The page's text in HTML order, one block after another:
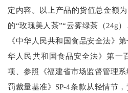
定内容。以上产品的货值总金额
的“玫瑰美人茶”“云雾绿茶（24g
《中华人民共和国食品安全法》
华人民共和国食品安全法》第一
项、参照《福建省市场监督管理
罚裁量基准》SP-4条款从轻情节